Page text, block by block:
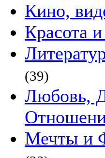
Кино,
Красота
(39)
Любовь,
Мечты и